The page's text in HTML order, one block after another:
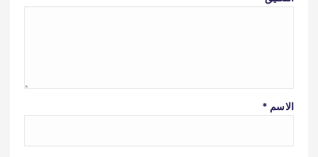
الاسم *